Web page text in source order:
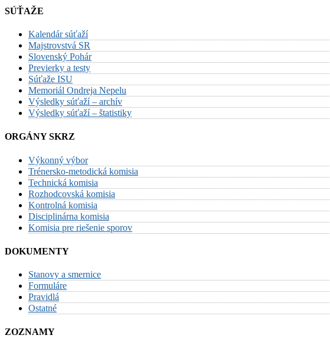
SÚŤAŽE
Kalendár súťaží
Majstrovstvá SR
Slovenský Pohár
Previerky a testy
Súťaže ISU
Memoriál Ondreja Nepelu
Výsledky súťaží – archív
Výsledky súťaží – štatistiky
ORGÁNY SKRZ
Výkonný výbor
Trénersko-metodická komisia
Technická komisia
Rozhodcovská komisia
Kontrolná komisia
Disciplinárna komisia
Komisia pre riešenie sporov
DOKUMENTY
Stanovy a smernice
Formuláre
Pravidlá
Ostatné
ZOZNAMY